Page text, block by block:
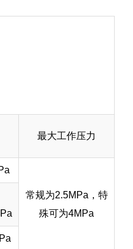
最大工作压力
常规为2.5MPa，特
殊可为4MPa